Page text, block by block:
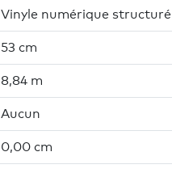
Vinyle numérique structuré
53 cm
8,84 m
Aucun
0,00 cm